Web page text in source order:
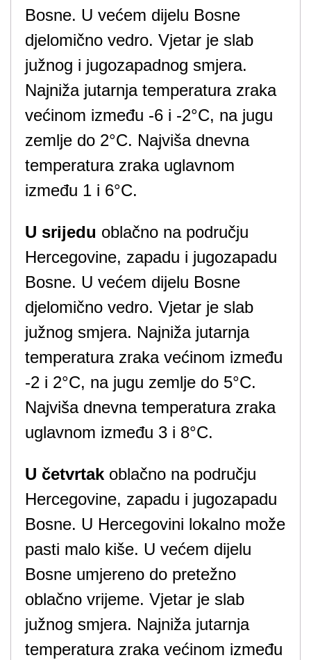
Bosne. U većem dijelu Bosne
djelomično vedro. Vjetar je slab
južnog i jugozapadnog smjera.
Najniža jutarnja temperatura zraka
većinom između -6 i -2°C, na jugu
zemlje do 2°C. Najviša dnevna
temperatura zraka uglavnom
između 1 i 6°C.
U srijedu oblačno na području
Hercegovine, zapadu i jugozapadu
Bosne. U većem dijelu Bosne
djelomično vedro. Vjetar je slab
južnog smjera. Najniža jutarnja
temperatura zraka većinom između
-2 i 2°C, na jugu zemlje do 5°C.
Najviša dnevna temperatura zraka
uglavnom između 3 i 8°C.
U četvrtak oblačno na području
Hercegovine, zapadu i jugozapadu
Bosne. U Hercegovini lokalno može
pasti malo kiše. U većem dijelu
Bosne umjereno do pretežno
oblačno vrijeme. Vjetar je slab
južnog smjera. Najniža jutarnja
temperatura zraka većinom između